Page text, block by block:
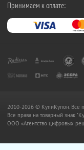
Принимаем к оплате:
2010-2026 © КупиКупон. Все
Все права на товарный знак
OOO «Агентство цифровых